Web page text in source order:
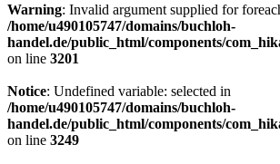
Warning: Invalid argument supplied for
/home/u490105747/domains/buchloh-
handel.de/public_html/components/
on line 3201
Notice: Undefined variable: selected in
/home/u490105747/domains/buchloh-
handel.de/public_html/components/
on line 3249